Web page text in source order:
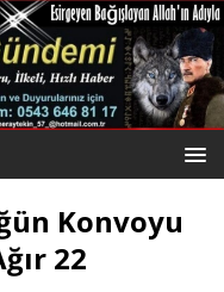
Konvoyu
22